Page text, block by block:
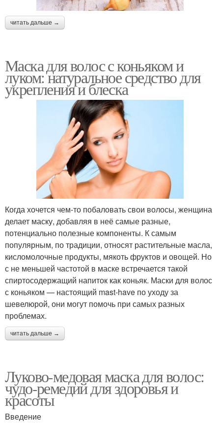
читать дальше →
Маска для волос с коньяком и
луком: натуральное средство для
укрепления и блеска
Когда хочется чем-то побаловать свои волосы, женщина
делает маску, добавляя в неё самые разные,
потенциально полезные компоненты. К самым
популярным, по традиции, относят растительные масла,
кисломолочные продукты, мякоть фруктов и овощей. Но
с не меньшей частотой в маске встречается такой
спиртосодержащий напиток как коньяк. Маски для волос
с коньяком — настоящий mast-have по уходу за
шевелюрой, они могут помочь при самых разных
проблемах.
читать дальше →
Луково-медовая маска для волос:
чудо-ремедий для здоровья и
красоты
Введение